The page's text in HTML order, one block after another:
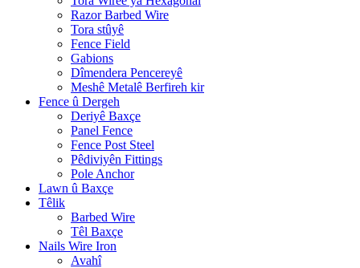
Razor Barbed Wire
Tora stûyê
Fence Field
Gabions
Dîmendera Pencereyê
Meshê Metalê Berfireh kir
Fence û Dergeh
Deriyê Baxçe
Panel Fence
Fence Post Steel
Pêdiviyên Fittings
Pole Anchor
Lawn û Baxçe
Têlik
Barbed Wire
Têl Baxçe
Nails Wire Iron
Avahî